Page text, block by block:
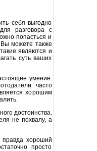
себя выгодно
разговора с
попасться и
Вы можете также
являются и
суть ваших
умение.
часто
хорошим
достоинства.
не похвалу, а
хороший
просто